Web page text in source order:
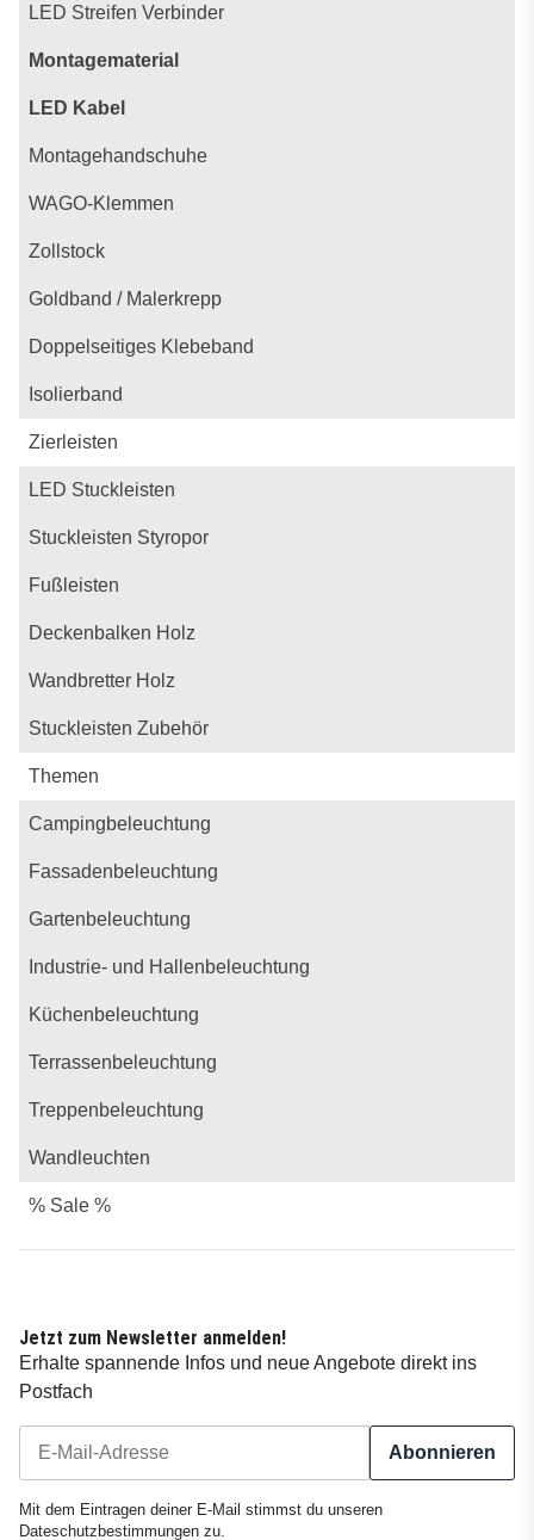
LED Streifen Verbinder
Montagematerial
LED Kabel
Montagehandschuhe
WAGO-Klemmen
Zollstock
Goldband / Malerkrepp
Doppelseitiges Klebeband
Isolierband
Zierleisten
LED Stuckleisten
Stuckleisten Styropor
Fußleisten
Deckenbalken Holz
Wandbretter Holz
Stuckleisten Zubehör
Themen
Campingbeleuchtung
Fassadenbeleuchtung
Gartenbeleuchtung
Industrie- und Hallenbeleuchtung
Küchenbeleuchtung
Terrassenbeleuchtung
Treppenbeleuchtung
Wandleuchten
% Sale %
Jetzt zum Newsletter anmelden!
Erhalte spannende Infos und neue Angebote direkt ins
Postfach
Abonnieren
Mit dem Eintragen deiner E-Mail stimmst du unseren
Dateschutzbestimmungen zu.